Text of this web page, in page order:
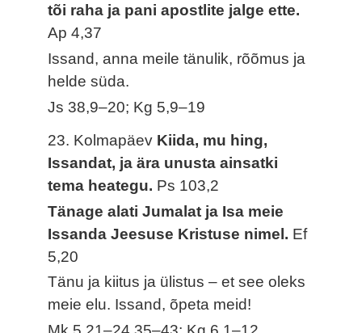
tõi raha ja pani apostlite jalge ette.
Ap 4,37
Issand, anna meile tänulik, rõõmus ja
helde süda.
Js 38,9–20; Kg 5,9–19
23. Kolmapäev Kiida, mu hing,
Issandat, ja ära unusta ainsatki
tema heategu. Ps 103,2
Tänage alati Jumalat ja Isa meie
Issanda Jeesuse Kristuse nimel. Ef
5,20
Tänu ja kiitus ja ülistus – et see oleks
meie elu. Issand, õpeta meid!